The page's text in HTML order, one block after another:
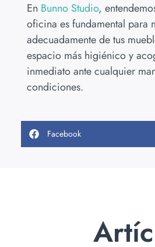
En Bunno Studio,
oficina es fundamental para
adecuadamente de tus
espacio más higiénico y
inmediato ante cualquier
condiciones.
Facebook